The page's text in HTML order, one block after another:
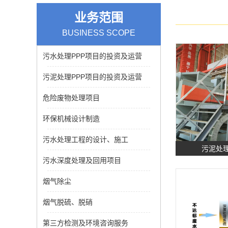
业务范围
BUSINESS SCOPE
污水处理PPP项目的投资及运营
污泥处理PPP项目的投资及运营
危险废物处理项目
环保机械设计制造
污水处理工程的设计、施工
污水深度处理及回用项目
烟气除尘
烟气脱硫、脱硝
第三方检测及环境咨询服务
污泥处